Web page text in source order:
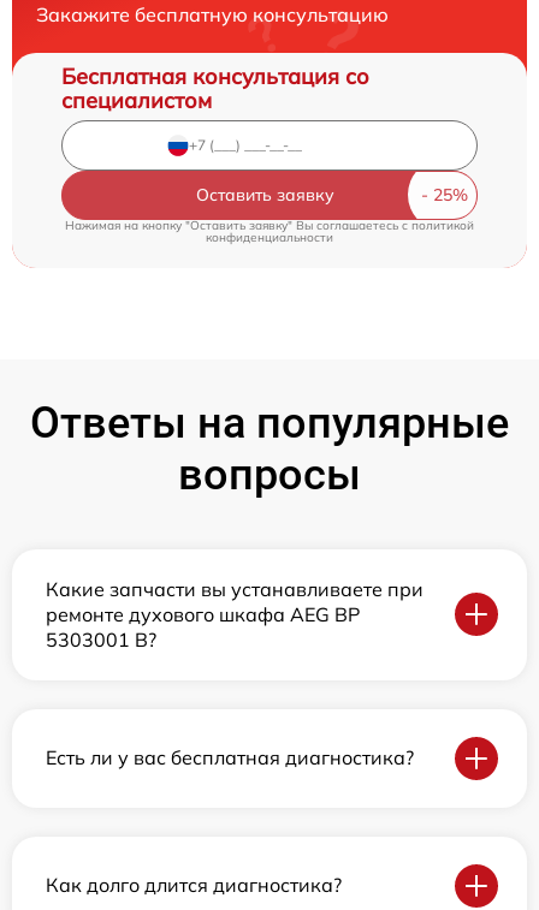
Закажите бесплатную консультацию
Бесплатная консультация со
специалистом
Оставить заявку
Нажимая на кнопку "Оставить заявку" Вы соглашаетесь cполитикой
конфиденциальности
Ответы на популярные
вопросы
Какие запчасти вы устанавливаете при
ремонте духового шкафа AEG BP
5303001 B?
Есть ли у вас бесплатная диагностика?
Как долго длится диагностика?